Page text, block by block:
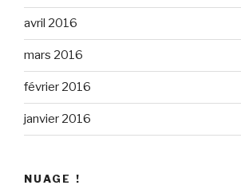
avril 2016
mars 2016
février 2016
janvier 2016
NUAGE !